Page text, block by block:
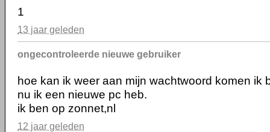
1
13 jaar geleden
ongecontroleerde nieuwe gebruiker
hoe kan ik weer aan mijn wachtwoord komen ik
nu ik een nieuwe pc heb.
ik ben op zonnet,nl
12 jaar geleden